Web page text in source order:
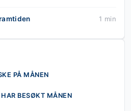
1 min
PÅ MÅNEN
HAR BESØKT MÅNEN